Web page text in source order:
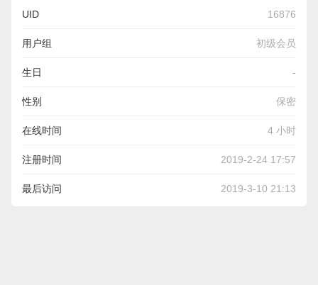
UID 16876
用户组 初级会员
生日 -
性别 保密
在线时间 4 小时
注册时间 2019-2-24 17:57
最后访问 2019-3-10 21:13